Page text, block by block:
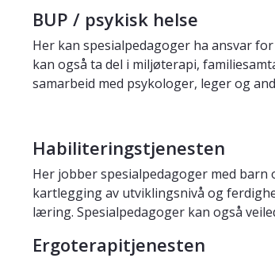
BUP / psykisk helse
Her kan spesialpedagoger ha ansvar
kan også ta del i miljøterapi,
samarbeid med psykologer, leger og
Habiliteringstjenesten
Her jobber spesialpedagoger med
kartlegging av utviklingsnivå og
læring. Spesialpedagoger kan også
Ergoterapitjenesten